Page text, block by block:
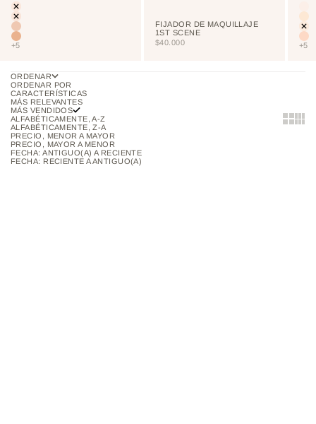
Color
LIGHT
PORCELAIN
CREAM
VAINILLA
+5
FIJADOR DE MAQUILLAJE
1ST SCENE
PRECIO DE OFERTA
$40.000 +5
ORDENAR
ORDENAR POR
CARACTERÍSTICAS
MÁS RELEVANTES
MÁS VENDIDOS
ALFABÉTICAMENTE, A-Z
ALFABÉTICAMENTE, Z-A
PRECIO, MENOR A MAYOR
PRECIO, MAYOR A MENOR
FECHA: ANTIGUO(A) A RECIENTE
FECHA: RECIENTE A ANTIGUO(A)
Show